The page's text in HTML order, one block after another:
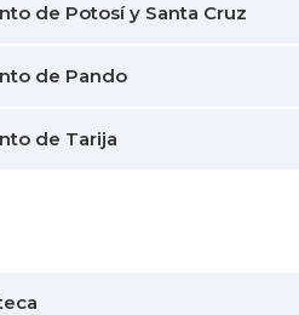
de Potosí y Santa Cruz
de Pando
de Tarija